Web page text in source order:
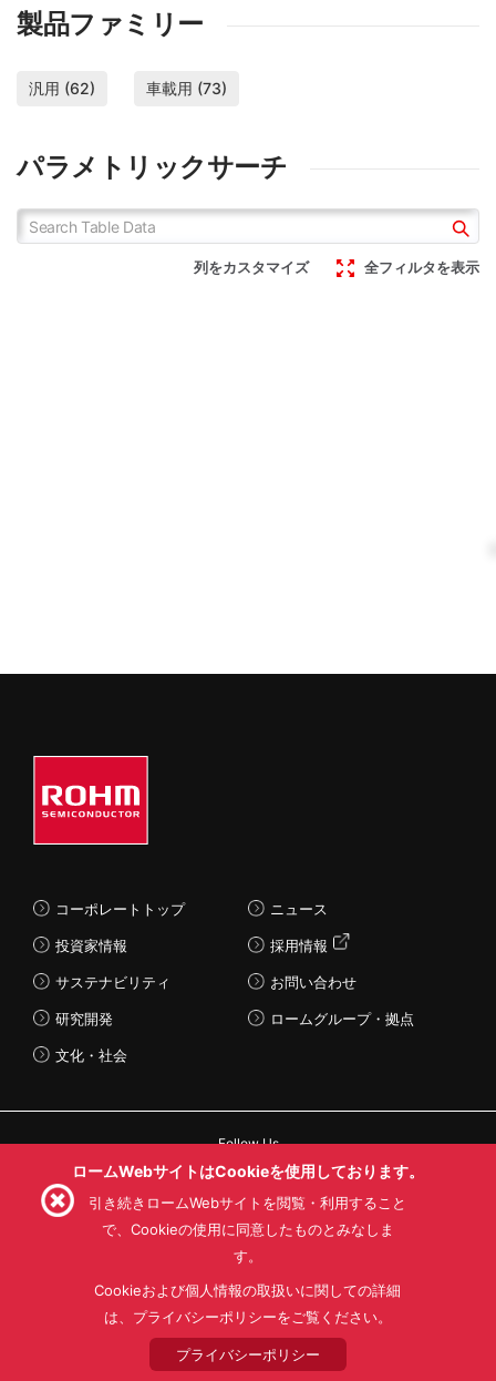
製品ファミリー
汎用 (62) 車載用 (73)
パラメトリックサーチ
列をカスタマイズ 全フィルタを表示
コーポレートトップ
投資家情報
サステナビリティ
研究開発
文化・社会
ニュース
採用情報
お問い合わせ
ロームグループ・拠点
Follow Us
利用目的
プライバシーポリシー
サイトマップ
ローム製品の販売に関する標準契約条件書(PDF)
© 1997 - 2026 ROHM CO., LTD. ALL RIGHTS RESERVED.
ロームWebサイトはCookieを使用しております。
引き続きロームWebサイトを閲覧・利用すること
で、Cookieの使用に同意したものとみなしま
す。
Cookieおよび個人情報の取扱いに関しての詳細
は、プライバシーポリシーをご覧ください。
プライバシーポリシー